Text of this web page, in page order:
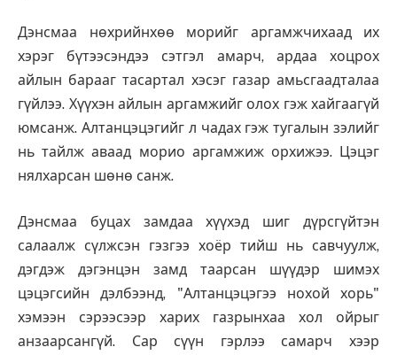
Дэнсмаа нөхрийнхөө морийг аргамжчихаад их
хэрэг бүтээсэндээ сэтгэл амарч, ардаа хоцрох
айлын барааг тасартал хэсэг газар амьсгаадталаа
гүйлээ. Хүүхэн айлын аргамжийг олох гэж хайгаагүй
юмсанж. Алтанцэцэгийг л чадах гэж тугалын зэлийг
нь тайлж аваад морио аргамжиж орхижээ. Цэцэг
нялхарсан шөнө санж.
Дэнсмаа буцах замдаа хүүхэд шиг дүрсгүйтэн
салаалж сүлжсэн гэзгээ хоёр тийш нь савчуулж,
дэгдэж дэгэнцэн замд таарсан шүүдэр шимэх
цэцэгсийн дэлбээнд, "Алтанцэцэгээ нохой хорь"
хэмээн сэрээсээр харих газрынхаа хол ойрыг
анзаарсангүй. Сар сүүн гэрлээ самарч хээр